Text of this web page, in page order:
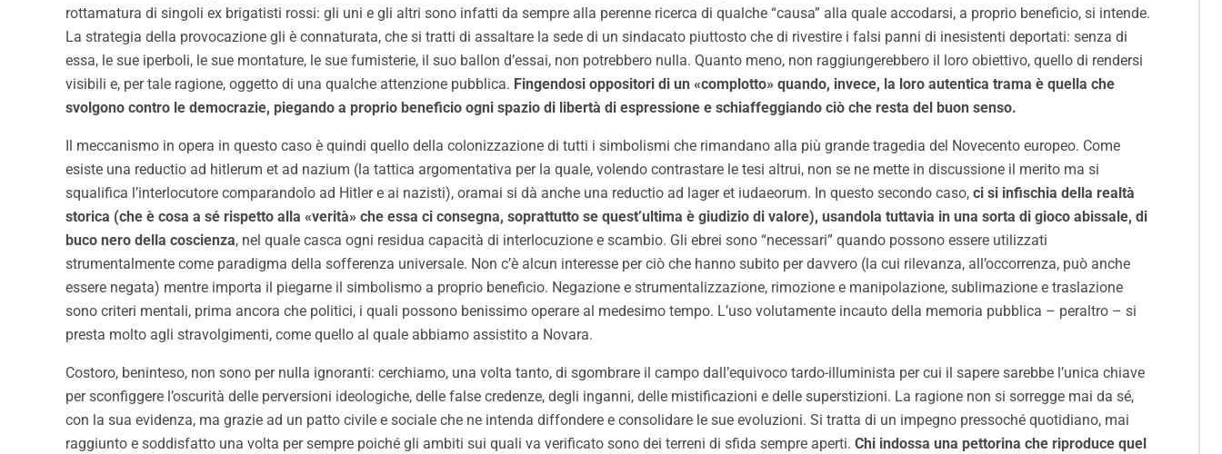
rottamatura di singoli ex brigatisti rossi: gli uni e gli altri sono infatti da sempre alla perenne ricerca di qualche “causa” alla quale accodarsi, a proprio beneficio, si intende.
La strategia della provocazione gli è connaturata, che si tratti di assaltare la sede di un sindacato piuttosto che di rivestire i falsi panni di inesistenti deportati: senza di
essa, le sue iperboli, le sue montature, le sue fumisterie, il suo ballon d’essai, non potrebbero nulla. Quanto meno, non raggiungerebbero il loro obiettivo, quello di rendersi
visibili e, per tale ragione, oggetto di una qualche attenzione pubblica. Fingendosi oppositori di un «complotto» quando, invece, la loro autentica trama è quella che
svolgono contro le democrazie, piegando a proprio beneficio ogni spazio di libertà di espressione e schiaffeggiando ciò che resta del buon senso.
Il meccanismo in opera in questo caso è quindi quello della colonizzazione di tutti i simbolismi che rimandano alla più grande tragedia del Novecento europeo. Come
esiste una reductio ad hitlerum et ad nazium (la tattica argomentativa per la quale, volendo contrastare le tesi altrui, non se ne mette in discussione il merito ma si
squalifica l’interlocutore comparandolo ad Hitler e ai nazisti), oramai si dà anche una reductio ad lageret iudaeorum. In questo secondo caso, ci si infischia della realtà
storica (che è cosa a sé rispetto alla «verità» che essa ci consegna, soprattutto se quest’ultima è giudizio di valore), usandola tuttavia in una sorta di gioco abissale, di
buco nero della coscienza, nel quale casca ogni residua capacità di interlocuzione e scambio. Gli ebrei sono “necessari” quando possono essere utilizzati
strumentalmente come paradigma della sofferenza universale. Non c’è alcun interesse per ciò che hanno subito per davvero (la cui rilevanza, all’occorrenza, può anche
essere negata) mentre importa il piegarne il simbolismo a proprio beneficio. Negazione e strumentalizzazione, rimozione e manipolazione, sublimazione e traslazione
sono criteri mentali, prima ancora che politici, i quali possono benissimo operare al medesimo tempo. L’uso volutamente incauto della memoria pubblica – peraltro – si
presta molto agli stravolgimenti, come quello al quale abbiamo assistito a Novara.
Costoro, beninteso, non sono per nulla ignoranti: cerchiamo, una volta tanto, di sgombrare il campo dall’equivoco tardo-illuminista per cui il sapere sarebbe l’unica chiave
per sconfiggere l’oscurità delle perversioni ideologiche, delle false credenze, degli inganni, delle mistificazioni e delle superstizioni. La ragione non si sorregge mai da sé,
con la sua evidenza, ma grazie ad un patto civile e sociale che ne intenda diffondere e consolidare le sue evoluzioni. Si tratta di un impegno pressoché quotidiano, mai
raggiunto e soddisfatto una volta per sempre poiché gli ambiti sui quali va verificato sono dei terreni di sfida sempre aperti. Chi indossa una pettorina che riproduce quel